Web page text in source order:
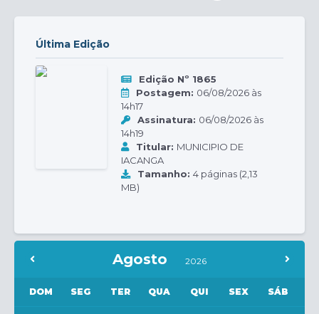
Última Edição
Edição Nº 1865
Postagem: 06/08/2026 às
14h17
Assinatura: 06/08/2026 às
14h19
Titular: MUNICIPIO DE
IACANGA
Tamanho: 4 páginas (2,13
MB)
Agosto 2026
DOM SEG TER QUA QUI SEX SÁB